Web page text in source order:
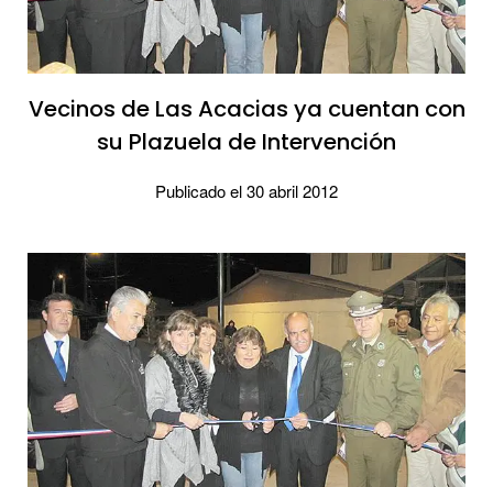
Vecinos de Las Acacias ya cuentan con
su Plazuela de Intervención
Publicado el 30 abril 2012